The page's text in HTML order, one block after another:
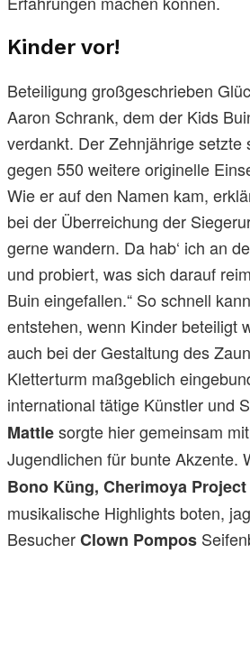
Kinder vor!
Beteiligung großgeschrieben
Aaron Schrank, dem der Kids
verdankt. Der Zehnjährige setzte
gegen 550 weitere originelle
Wie er auf den Namen kam,
bei der Überreichung der
gerne wandern. Da hab‘ ich an
und probiert, was sich darauf
Buin eingefallen.“ So schnell
entstehen, wenn Kinder beteiligt
auch bei der Gestaltung des
Kletterturm maßgeblich
international tätige Künstler und
Mattlesorgte hier gemeinsam
Jugendlichen für bunte Akzente.
Bono Küng, Cherimoya Project
musikalische Highlights boten,
BesucherClown Pompos